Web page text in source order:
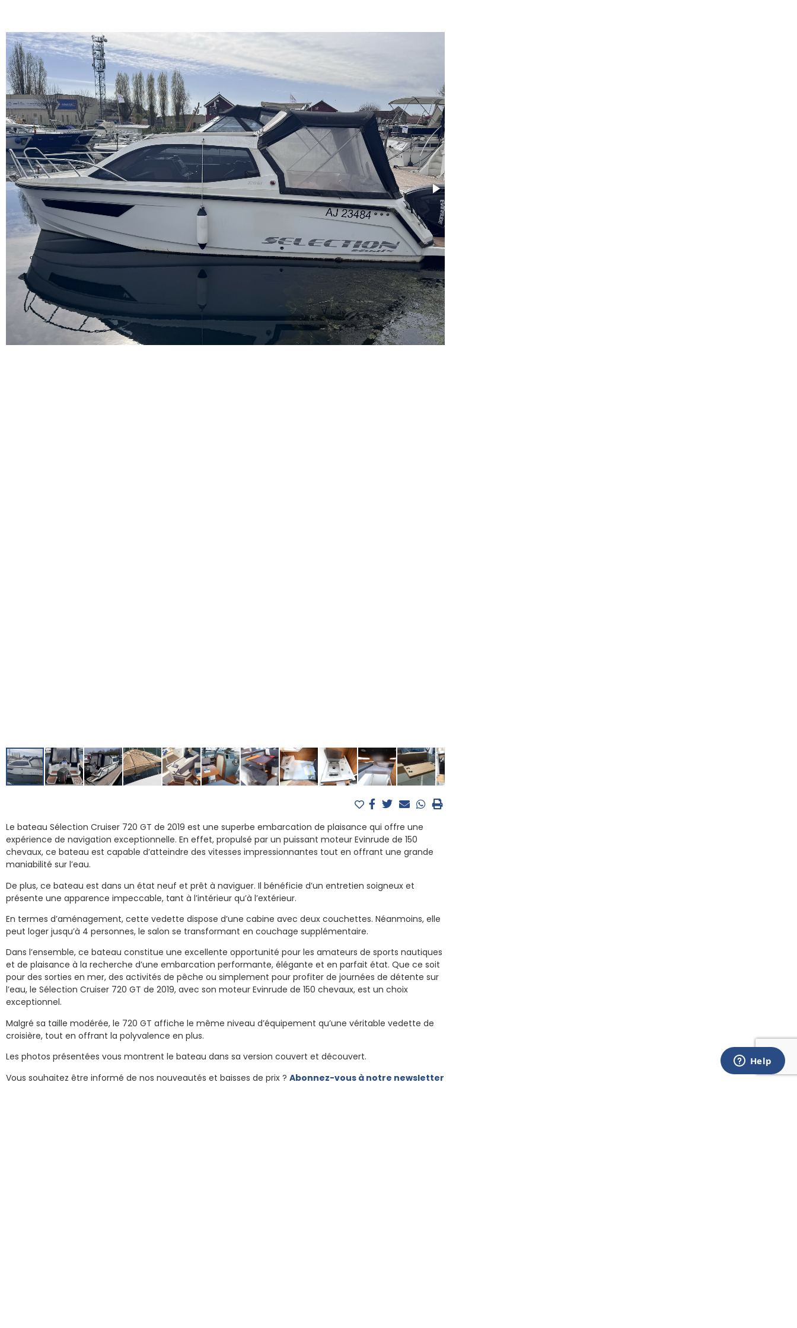
Le bateau Sélection Cruiser 720 GT de 2019 est une superbe embarcation de plaisance qui offre une
expérience de navigation exceptionnelle. En effet, propulsé par un puissant moteur Evinrude de 150
chevaux, ce bateau est capable d’atteindre des vitesses impressionnantes tout en offrant une grande
maniabilité sur l’eau.
De plus, ce bateau est dans un état neuf et prêt à naviguer. Il bénéficie d’un entretien soigneux et
présente une apparence impeccable, tant à l’intérieur qu’à l’extérieur.
En termes d’aménagement, cette vedette dispose d’une cabine avec deux couchettes. Néanmoins, elle
peut loger jusqu’à 4 personnes, le salon se transformant en couchage supplémentaire.
Dans l’ensemble, ce bateau constitue une excellente opportunité pour les amateurs de sports nautiques
et de plaisance à la recherche d’une embarcation performante, élégante et en parfait état. Que ce soit
pour des sorties en mer, des activités de pêche ou simplement pour profiter de journées de détente sur
l’eau, le Sélection Cruiser 720 GT de 2019, avec son moteur Evinrude de 150 chevaux, est un choix
exceptionnel.
Malgré sa taille modérée, le 720 GT affiche le même niveau d’équipement qu’une véritable vedette de
croisière, tout en offrant la polyvalence en plus.
Les photos présentées vous montrent le bateau dans sa version couvert et découvert.
Vous souhaitez être informé de nos nouveautés et baisses de prix ? Abonnez-vous à notre newsletter